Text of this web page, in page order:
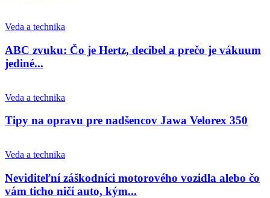
Veda a technika
ABC zvuku: Čo je Hertz, decibel a prečo je vákuum
jediné...
Veda a technika
Tipy na opravu pre nadšencov Jawa Velorex 350
Veda a technika
Neviditeľní záškodníci motorového vozidla alebo čo
vám ticho ničí auto, kým...